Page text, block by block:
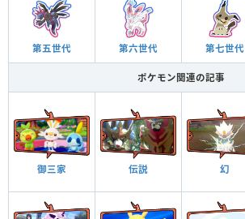
第五世代 第六世代 第七世代
ポケモン関連の記事
御三家 伝説 幻